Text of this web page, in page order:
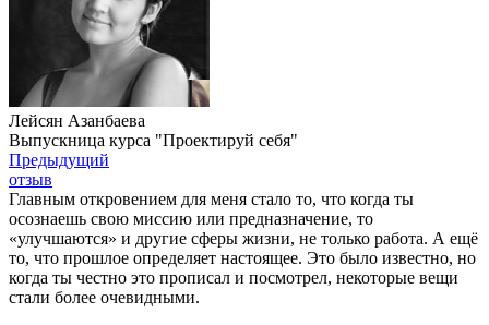
Лейсян Азанбаева
Выпускница курса "Проектируй себя"
Предыдущий
отзыв
Главным откровением для меня стало то, что когда ты
осознаешь свою миссию или предназначение, то
«улучшаются» и другие сферы жизни, не только работа. А ещё
то, что прошлое определяет настоящее. Это было известно, но
когда ты честно это прописал и посмотрел, некоторые вещи
стали более очевидными.